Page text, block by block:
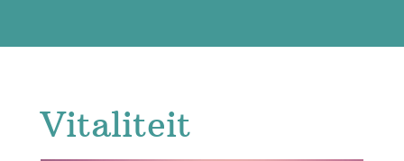
Vitaliteit